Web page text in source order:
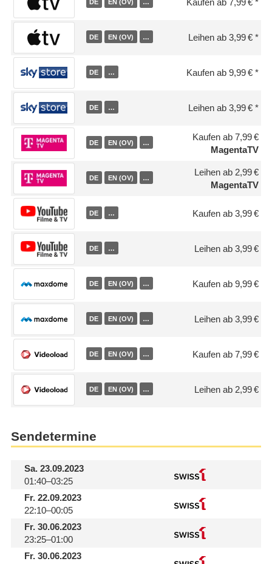
DE EN (OV) …
DE EN (OV) … Leihen ab 3,99 €
DE … Kaufen ab 9,99 €
DE … Leihen ab 3,99 €
DE EN (OV) …
Kaufen ab 7,99 €
MagentaTV
DE EN (OV) …
Leihen ab 2,99 €
MagentaTV
DE … Kaufen ab 3,99 €
DE … Leihen ab 3,99 €
DE EN (OV) … Kaufen ab 9,99 €
DE EN (OV) … Leihen ab 3,99 €
DE EN (OV) … Kaufen ab 7,99 €
DE EN (OV) … Leihen ab 2,99 €
Sendetermine
Sa.23.09.2023
01:40–03:25
Fr.22.09.2023
22:10–00:05
Fr.30.06.2023
23:25–01:00
Fr.30.06.2023